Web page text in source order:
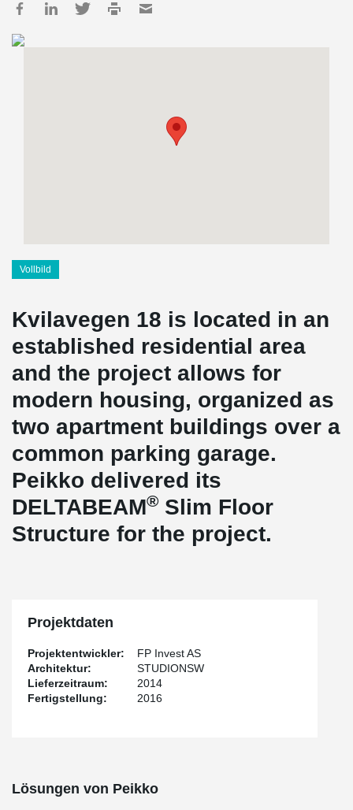
Vollbild
Kvilavegen 18 is located in an
established residential area
and the project allows for
modern housing, organized as
two apartment buildings over a
common parking garage.
Peikko delivered its
DELTABEAM® Slim Floor
Structure for the project.
Projektdaten
Projektentwickler:
FP Invest AS
Architektur:
STUDIONSW
Lieferzeitraum:
2014
Fertigstellung:
2016
Lösungen von Peikko